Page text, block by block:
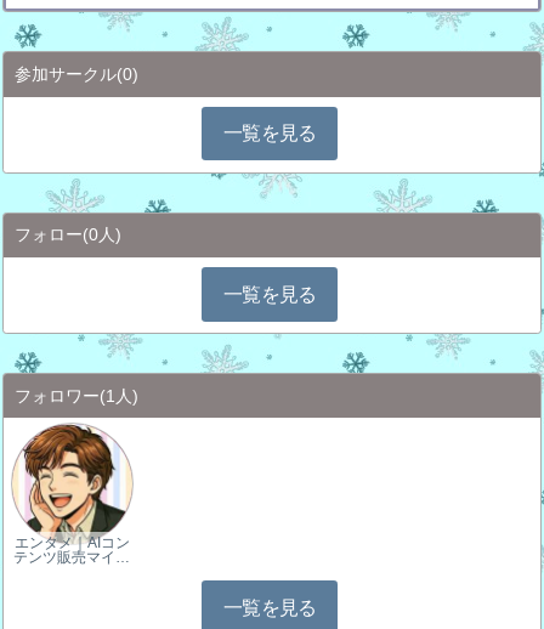
参加サークル(0)
一覧を見る
フォロー(0人)
一覧を見る
フォロワー(1人)
エンタメ｜AIコン
テンツ販売マイ…
一覧を見る